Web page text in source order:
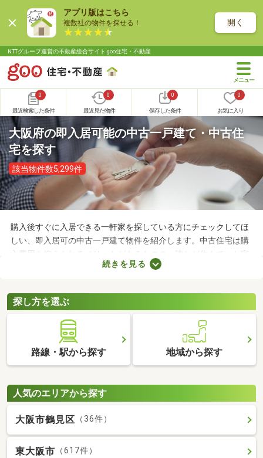
アプリ版はこちら
複数社の物件を探せる！ 開く
NTTグループ運営の不動産総合サイト goo住宅・不動産
0
最近検索した条件
0
最近見た物件
0
保存した条件
0
お気に入り
大阪府の即入居可能の中古一戸建て・中古住
宅を探す
該当物件数5,299件
購入後すぐに入居できる一軒家を探している方にチェックしてほ
しい、即入居可の中古一戸建て物件を紹介します。中古住宅は購
入費用を抑えられるメリットがあるものの、誰かが住んでいた家
なのでクリーニングが必須。即入居可の物件はクリーニング済み
ならない方は、即入居可の物件から気になる家を見つけてくださ
いね。
続きを見る
探し方を選ぶ
路線・駅から探す 地域から探す
人気のエリアから探す
大阪市鶴見区 （36件）
東大阪市 （617件）